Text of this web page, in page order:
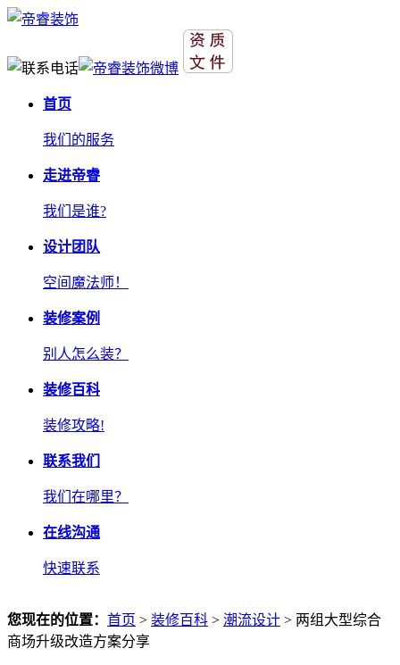
首页
我们的服务
走进帝睿
我们是谁?
设计团队
空间魔法师！
装修案例
别人怎么装？
装修百科
装修攻略!
联系我们
我们在哪里？
在线沟通
快速联系
您现在的位置： 首页 > 装修百科 > 潮流设计 > 两组大型综合
商场升级改造方案分享